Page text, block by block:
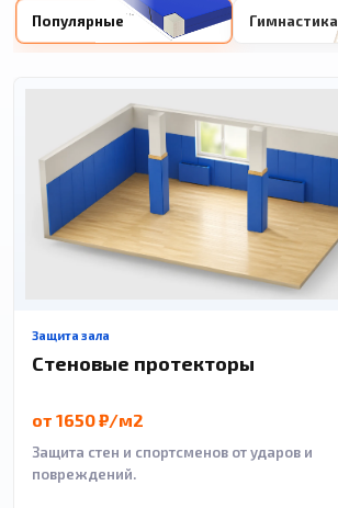
Популярные Гимнастика
Защита зала
Стеновые протекторы
от 1650 ₽/м2
Защита стен и спортсменов от ударов и
повреждений.